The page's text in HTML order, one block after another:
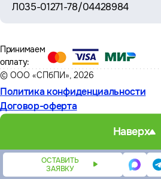
Л035-01271-78/04428984
© ООО «СПбПИ», 2026
Политика конфиденциальности
Договор-оферта
Принимаем
оплату:
Наверх
ОСТАВИТЬ
ЗАЯВКУ